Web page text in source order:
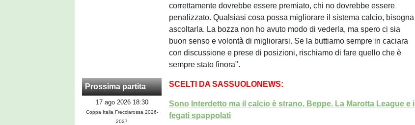
Prossima partita
17 ago 2026 18:30
Coppa Italia Frecciarossa 2026-
2027
correttamente dovrebbe essere premiato, chi no dovrebbe essere
penalizzato. Qualsiasi cosa possa migliorare il sistema calcio, bisogna
ascoltarla. La bozza non ho avuto modo di vederla, ma spero ci sia
buon senso e volontà di migliorarsi. Se la buttiamo sempre in caciara
con discussione e prese di posizioni, rischiamo di fare quello che è
sempre stato finora".
SCELTI DA SASSUOLONEWS:
Sono Interdetto ma il calcio è strano, Beppe. La Marotta League e i
fegati spappolati